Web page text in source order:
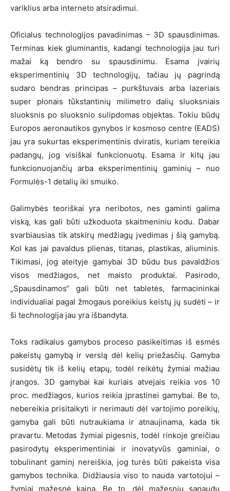
variklius arba interneto atsiradimui.
Oficialus technologijos pavadinimas – 3D spausdinimas.
Terminas kiek gluminantis, kadangi technologija jau turi
mažai ką bendro su spausdinimu. Esama įvairių
eksperimentinių 3D technologijų, tačiau jų pagrindą
sudaro bendras principas – purkštuvais arba lazeriais
super plonais tūkstantinių milimetro dalių sluoksniais
sluoksnis po sluoksnio sulipdomas objektas. Tokiu būdų
Europos aeronautikos gynybos ir kosmoso centre (EADS)
jau yra sukurtas eksperimentinis dviratis, kuriam tereikia
padangų, jog visiškai funkcionuotų. Esama ir kitų jau
funkcionuojančių arba eksperimentinių gaminių – nuo
Formulės-1 detalių iki smuiko.
Galimybės teoriškai yra neribotos, nes gaminti galima
viską, kas gali būti užkoduota skaitmeniniu kodu. Dabar
svarbiausias tik atskirų medžiagų įvedimas į šią gamybą.
Kol kas jai pavaldus plienas, titanas, plastikas, aliuminis.
Tikimasi, jog ateityje gamybai 3D būdu bus pavaldžios
visos medžiagos, net maisto produktai. Pasirodo,
„Spausdinamos“ gali būti net tabletės, farmacininkai
individualiai pagal žmogaus poreikius keistų jų sudėti – ir
ši technologija jau yra išbandyta.
Toks radikalus gamybos proceso pasikeitimas iš esmės
pakeistų gamybą ir verslą dėl kelių priežasčių. Gamyba
susidėtų tik iš kelių etapų, todėl reikėtų žymiai mažiau
įrangos. 3D gamybai kai kuriais atvejais reikia vos 10
proc. medžiagos, kurios reikia įprastinei gamybai. Be to,
nebereikia prisitaikyti ir nerimauti dėl vartojimo poreikių,
gamyba gali būti nutraukiama ir atnaujinama, kada tik
pravartu. Metodas žymiai pigesnis, todėl rinkoje greičiau
pasirodytų eksperimentiniai ir inovatyvūs gaminiai, o
tobulinant gaminį nereiškia, jog turės būti pakeista visa
gamybos technika. Didžiausia viso to nauda vartotojui –
žymiai mažesnė kaina. Be to, dėl mažesnių sąnaudų